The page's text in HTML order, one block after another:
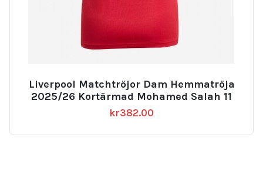
Liverpool Matchtröjor Dam Hemmatröja
2025/26 Kortärmad Mohamed Salah 11
kr382.00